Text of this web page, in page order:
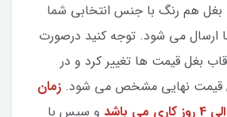
هم رنگ با جنس انتخابی شما
ارسال می شود. توجه کنید درصورت
بغل قیمت ها تغییر کرد و در
قیمت نهایی مشخص می شود. زمان
و سپس با